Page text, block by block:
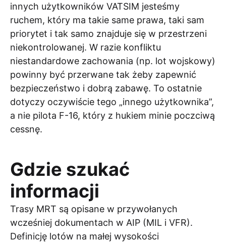
innych użytkowników VATSIM jesteśmy
ruchem, który ma takie same prawa, taki sam
priorytet i tak samo znajduje się w przestrzeni
niekontrolowanej. W razie konfliktu
niestandardowe zachowania (np. lot wojskowy)
powinny być przerwane tak żeby zapewnić
bezpieczeństwo i dobrą zabawę. To ostatnie
dotyczy oczywiście tego „innego użytkownika”,
a nie pilota F-16, który z hukiem minie poczciwą
cessnę.
Gdzie szukać
informacji
Trasy MRT są opisane w przywołanych
wcześniej dokumentach w AIP (MIL i VFR).
Definicję lotów na małej wysokości